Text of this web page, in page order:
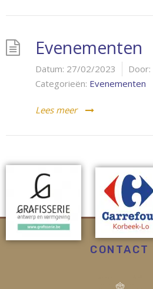
Evenementen
Datum: 27/02/2023 Door:
Categorieën: Evenementen
Lees meer
CONTACT